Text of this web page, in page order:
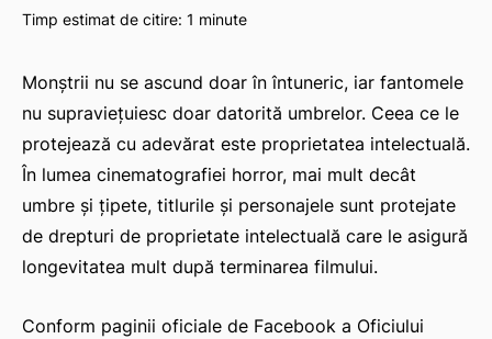
Timp estimat de citire: 1 minute
Monștrii nu se ascund doar în întuneric, iar fantomele
nu supraviețuiesc doar datorită umbrelor. Ceea ce le
protejează cu adevărat este proprietatea intelectuală.
În lumea cinematografiei horror, mai mult decât
umbre și țipete, titlurile și personajele sunt protejate
de drepturi de proprietate intelectuală care le asigură
longevitatea mult după terminarea filmului.
Conform paginii oficiale de Facebook a Oficiului